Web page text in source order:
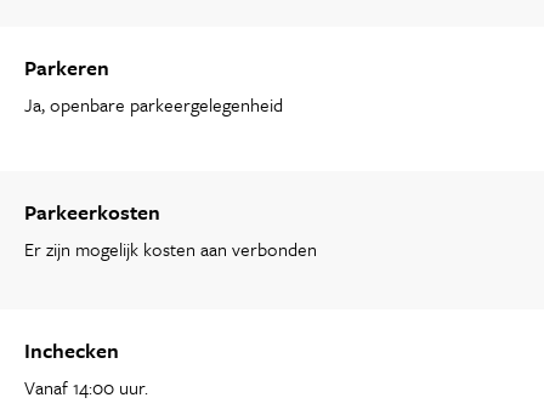
Parkeren
Ja, openbare parkeergelegenheid
Parkeerkosten
Er zijn mogelijk kosten aan verbonden
Inchecken
Vanaf 14:00 uur.